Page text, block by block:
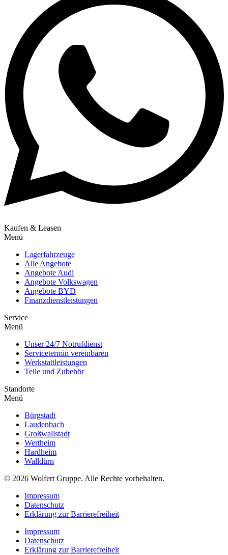
Kaufen & Leasen
Menü
Lagerfahrzeuge
Alle Angebote
Angebote Audi
Angebote Volkswagen
Angebote BYD
Finanzdienstleistungen
Service
Menü
Unser 24/7 Notrufdienst
Servicetermin vereinbaren
Werkstattleistungen
Teile und Zubehör
Standorte
Menü
Bürgstadt
Laudenbach
Großwallstadt
Wertheim
Hardheim
Walldürn
© 2026 Wolfert Gruppe. Alle Rechte vorbehalten.
Impressum
Datenschutz
Erklärung zur Barrierefreiheit
Impressum
Datenschutz
Erklärung zur Barrierefreiheit